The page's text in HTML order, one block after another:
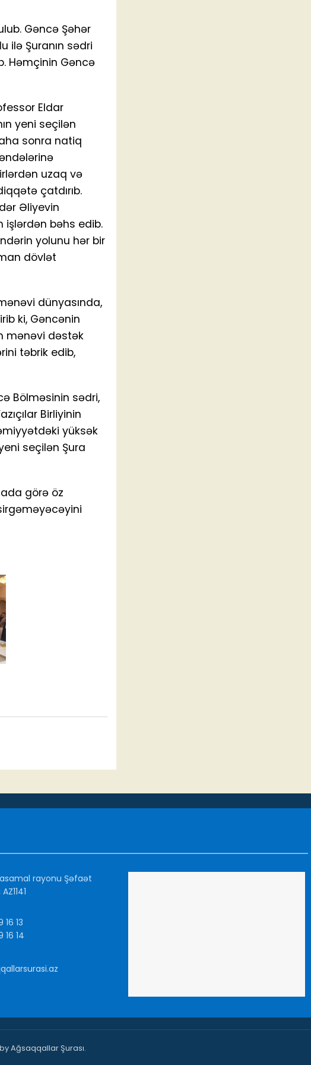
Gəncə Şəhər
ilə Şuranın sədri
Həmçinin Gəncə
Eldar
yeni seçilən
sonra natiq
uzaq və
çatdırıb.
Əliyevin
işlərdən bəhs edib.
yolunu hər bir
dövlət
dünyasında,
ki, Gəncənin
mənəvi dəstək
təbrik edib,
Bölməsinin sədri,
Birliyinin
yüksək
seçilən Şura
görə öz
rayonu Şəfaət
13
16 14
Ağsaqqallar Şurası.